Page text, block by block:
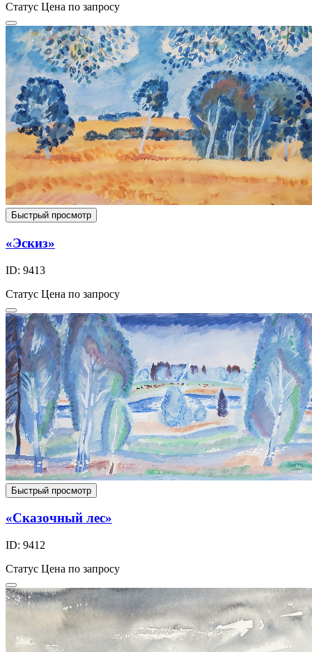
Статус Цена по запросу
Быстрый просмотр
«Эскиз»
ID: 9413
Статус Цена по запросу
Быстрый просмотр
«Сказочный лес»
ID: 9412
Статус Цена по запросу